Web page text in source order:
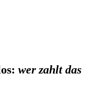
wer zahlt das